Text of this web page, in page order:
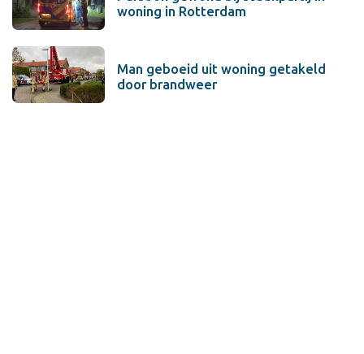
woning in Rotterdam
Man geboeid uit woning getakeld
door brandweer